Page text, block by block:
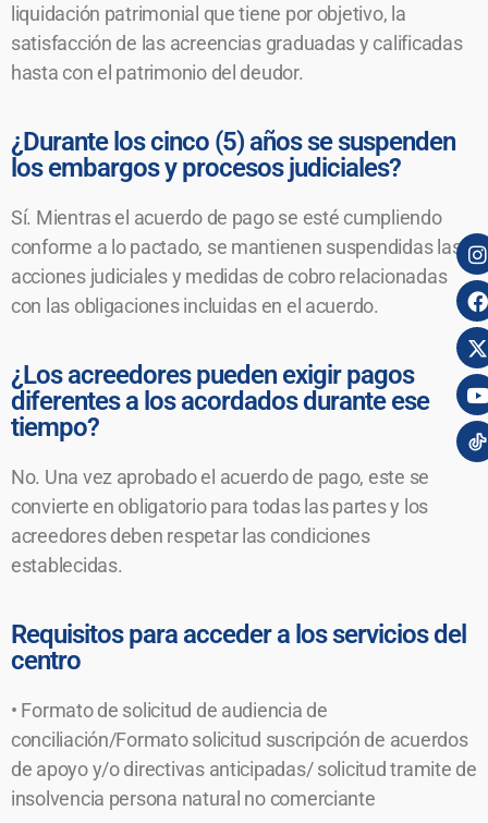
liquidación patrimonial que tiene por objetivo, la
satisfacción de las acreencias graduadas y calificadas
hasta con el patrimonio del deudor.
¿Durante los cinco (5) años se suspenden
los embargos y procesos judiciales?
Sí. Mientras el acuerdo de pago se esté cumpliendo
conforme a lo pactado, se mantienen suspendidas las
acciones judiciales y medidas de cobro relacionadas
con las obligaciones incluidas en el acuerdo.
¿Los acreedores pueden exigir pagos
diferentes a los acordados durante ese
tiempo?
No. Una vez aprobado el acuerdo de pago, este se
convierte en obligatorio para todas las partes y los
acreedores deben respetar las condiciones
establecidas.
Requisitos para acceder a los servicios del
centro
• Formato de solicitud de audiencia de
conciliación/Formato solicitud suscripción de acuerdos
de apoyo y/o directivas anticipadas/ solicitud tramite de
insolvencia persona natural no comerciante